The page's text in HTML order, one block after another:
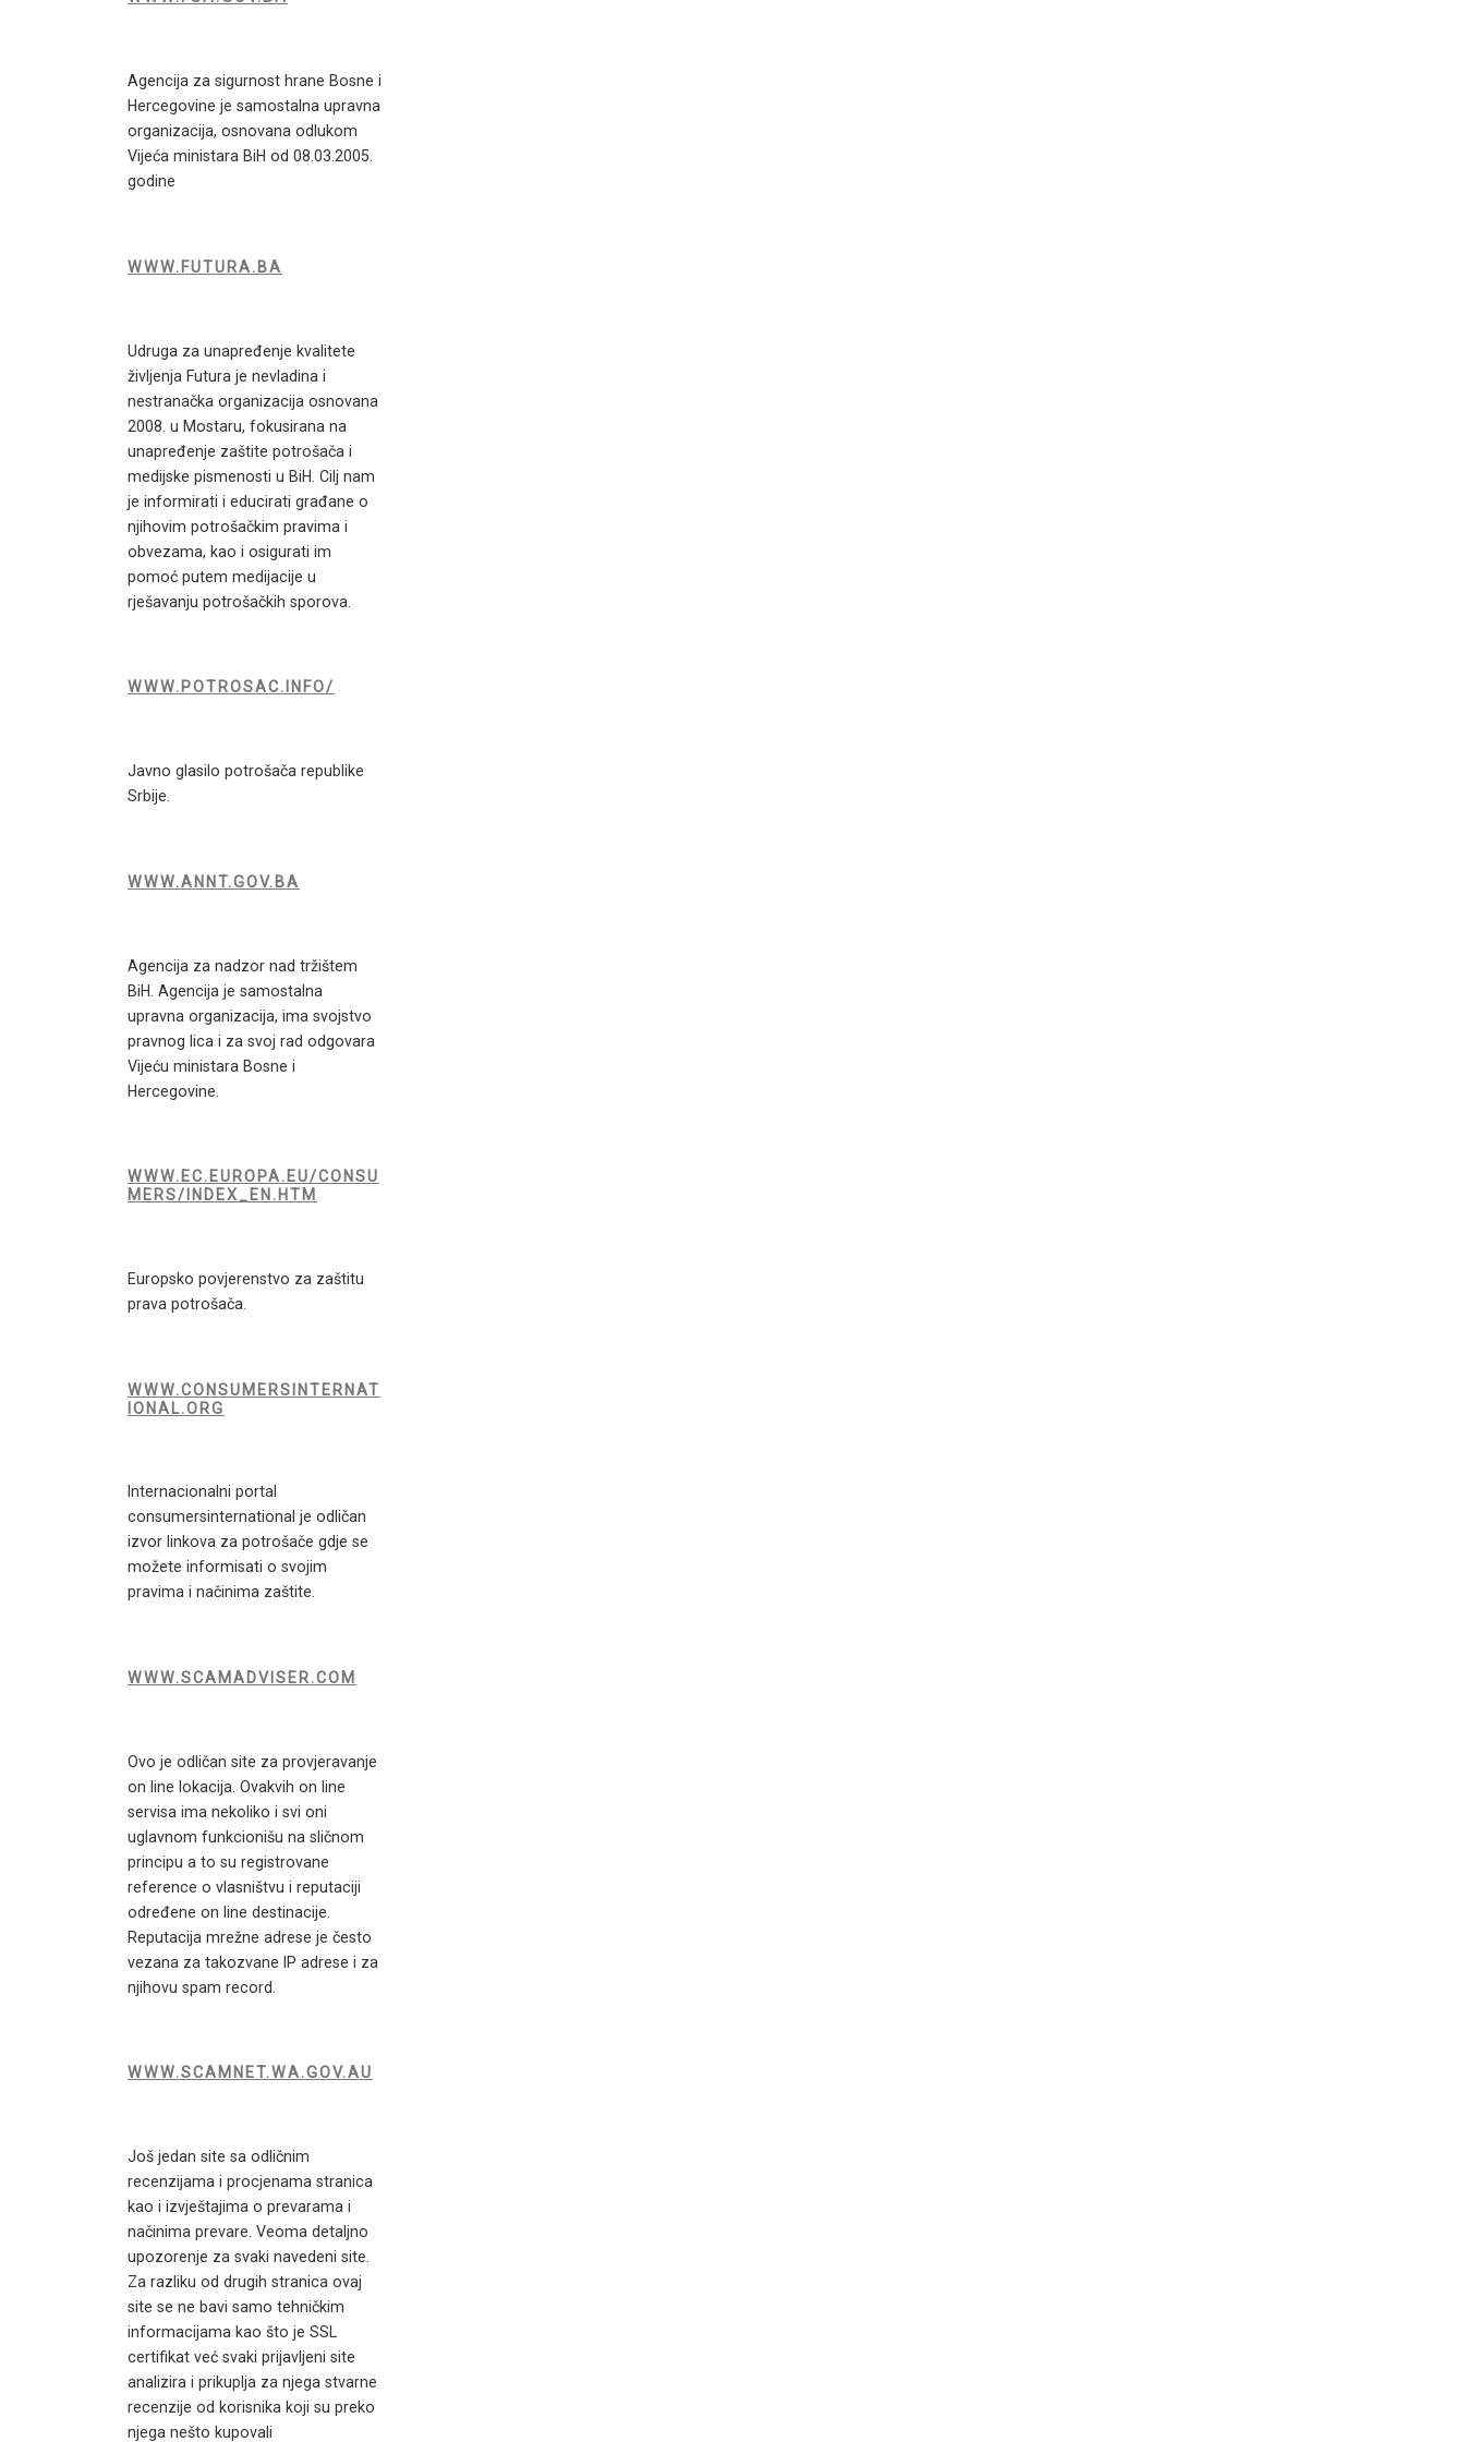
Agencija za sigurnost hrane Bosne i
Hercegovine je samostalna upravna
organizacija, osnovana odlukom
Vijeća ministara BiH od 08.03.2005.
godine
WWW.FUTURA.BA
Udruga za unapređenje kvalitete
življenja Futura je nevladina i
nestranačka organizacija osnovana
2008. u Mostaru, fokusirana na
unapređenje zaštite potrošača i
medijske pismenosti u BiH. Cilj nam
je informirati i educirati građane o
njihovim potrošačkim pravima i
obvezama, kao i osigurati im
pomoć putem medijacije u
rješavanju potrošačkih sporova.
WWW.POTROSAC.INFO/
Javno glasilo potrošača republike
Srbije.
WWW.ANNT.GOV.BA
Agencija za nadzor nad tržištem
BiH. Agencija je samostalna
upravna organizacija, ima svojstvo
pravnog lica i za svoj rad odgovara
Vijeću ministara Bosne i
Hercegovine.
WWW.EC.EUROPA.EU/CONSU
MERS/INDEX_EN.HTM
Europsko povjerenstvo za zaštitu
prava potrošača.
WWW.CONSUMERSINTERNAT
IONAL.ORG
Internacionalni portal
consumersinternational je odličan
izvor linkova za potrošače gdje se
možete informisati o svojim
pravima i načinima zaštite.
WWW.SCAMADVISER.COM
Ovo je odličan site za provjeravanje
on line lokacija. Ovakvih on line
servisa ima nekoliko i svi oni
uglavnom funkcionišu na sličnom
principu a to su registrovane
reference o vlasništvu i reputaciji
određene on line destinacije.
Reputacija mrežne adrese je često
vezana za takozvane IP adrese i za
njihovu spam record.
WWW.SCAMNET.WA.GOV.AU
Još jedan site sa odličnim
recenzijama i procjenama stranica
kao i izvještajima o prevarama i
načinima prevare. Veoma detaljno
upozorenje za svaki navedeni site.
Za razliku od drugih stranica ovaj
site se ne bavi samo tehničkim
informacijama kao što je SSL
certifikat već svaki prijavljeni site
analizira i prikuplja za njega stvarne
recenzije od korisnika koji su preko
njega nešto kupovali